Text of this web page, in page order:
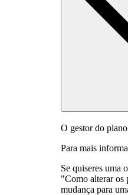
O gestor do
Para mais
Se quiseres uma
"Como alterar os
mudança para